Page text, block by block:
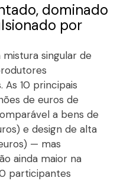
dominado
por
singular de
10 principais
de euros de
a bens de
e design de alta
— mas
ainda maior na
participantes